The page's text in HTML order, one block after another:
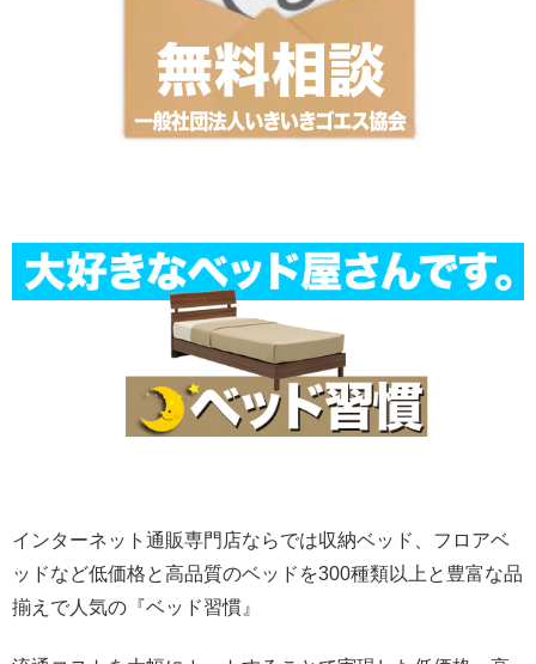
インターネット通販専門店ならでは収納ベッド、フロアベ
ッドなど低価格と高品質のベッドを300種類以上と豊富な品
揃えで人気の『ベッド習慣』